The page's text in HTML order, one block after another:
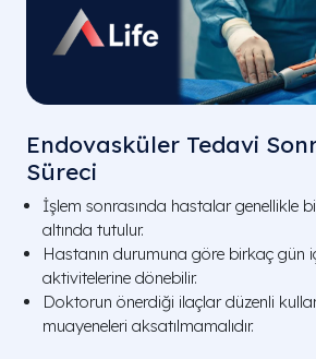
Endovasküler Tedavi
Süreci
İşlem sonrasında hastalar genellikle
altında tutulur.
Hastanın durumuna göre birkaç gün
aktivitelerine dönebilir.
Doktorun önerdiği ilaçlar düzenli
muayeneleri aksatılmamalıdır.